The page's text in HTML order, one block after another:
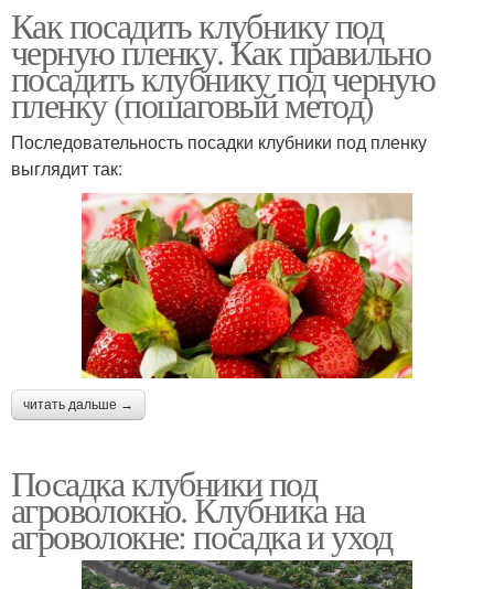
Как посадить клубнику под
черную пленку. Как правильно
посадить клубнику под черную
пленку (пошаговый метод)
Последовательность посадки клубники под пленку
выглядит так:
читать дальше →
Посадка клубники под
агроволокно. Клубника на
агроволокне: посадка и уход